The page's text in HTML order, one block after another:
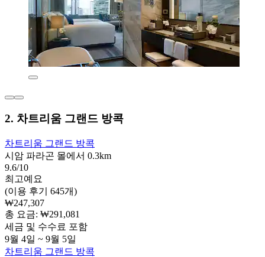
2. 차트리움 그랜드 방콕
차트리움 그랜드 방콕
시암 파라곤 몰에서 0.3km
9.6/10
최고예요
(이용 후기 645개)
₩247,307
총 요금: ₩291,081
세금 및 수수료 포함
9월 4일 ~ 9월 5일
차트리움 그랜드 방콕